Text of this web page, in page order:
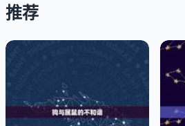
茶杯狗是一种小型犬，通常体重不
常在6到9英寸之间，外形小巧玲
毛发柔软光滑，通常是白色、黑色
推荐